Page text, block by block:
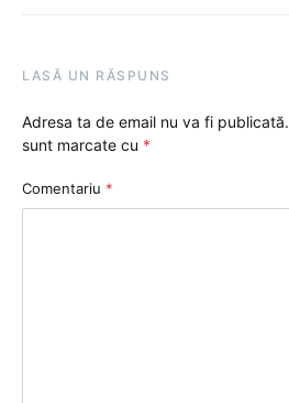
LASĂ UN RĂSPUNS
Adresa ta de email nu va fi publicată.
sunt marcate cu *
Comentariu *